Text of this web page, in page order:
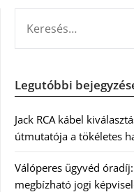
Legutóbbi
Jack RCA kábel
útmutatója a tökéletes
Válóperes ügyvéd
megbízható jogi